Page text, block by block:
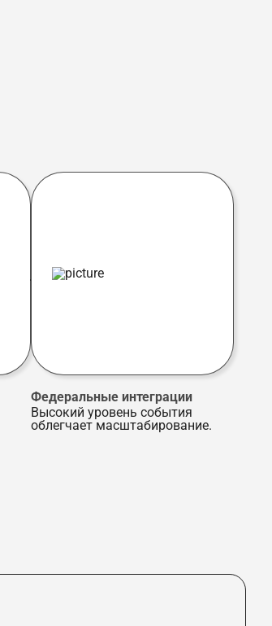
Федеральные интеграции
Высокий уровень события
облегчает масштабирование.